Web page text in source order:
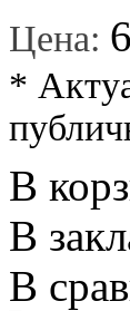
Цена:
*
В
В
В